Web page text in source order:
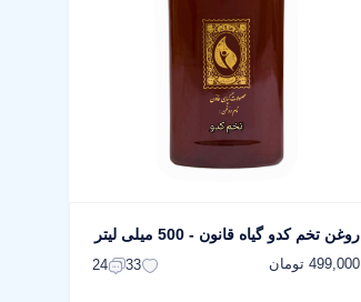
روغن تخم کدو گیاه قانون - 500 میلی لیتر
499,000 تومان 33
24